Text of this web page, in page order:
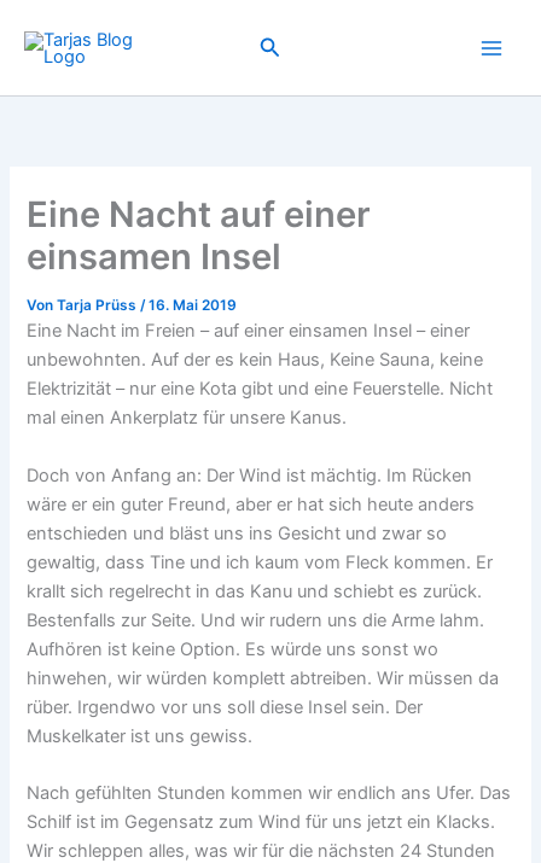
Inhalt
springen
Suchen
Eine Nacht auf einer
einsamen Insel
VonTarja Prüss/16. Mai 2019
Eine Nacht im Freien – auf einer einsamen Insel – einer
unbewohnten. Auf der es kein Haus, Keine Sauna, keine
Elektrizität – nur eine Kota gibt und eine Feuerstelle. Nicht
mal einen Ankerplatz für unsere Kanus.
Doch von Anfang an: Der Wind ist mächtig. Im Rücken
wäre er ein guter Freund, aber er hat sich heute anders
entschieden und bläst uns ins Gesicht und zwar so
gewaltig, dass Tine und ich kaum vom Fleck kommen. Er
krallt sich regelrecht in das Kanu und schiebt es zurück.
Bestenfalls zur Seite. Und wir rudern uns die Arme lahm.
Aufhören ist keine Option. Es würde uns sonst wo
hinwehen, wir würden komplett abtreiben. Wir müssen da
rüber. Irgendwo vor uns soll diese Insel sein. Der
Muskelkater ist uns gewiss.
Nach gefühlten Stunden kommen wir endlich ans Ufer. Das
Schilf ist im Gegensatz zum Wind für uns jetzt ein Klacks.
Wir schleppen alles, was wir für die nächsten 24 Stunden